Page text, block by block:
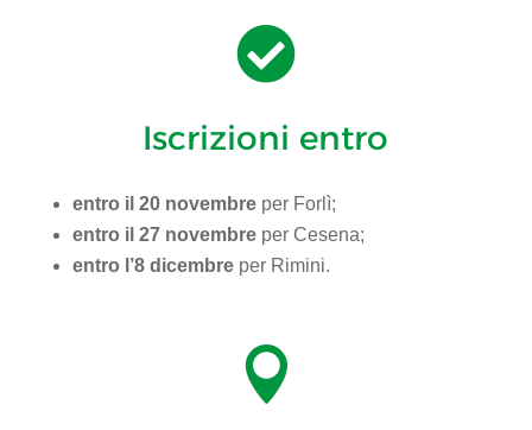

Iscrizioni entro
entro il 20 novembreper Forlì;
entro il 27 novembreper Cesena;
entro l’8 dicembreper Rimini.
